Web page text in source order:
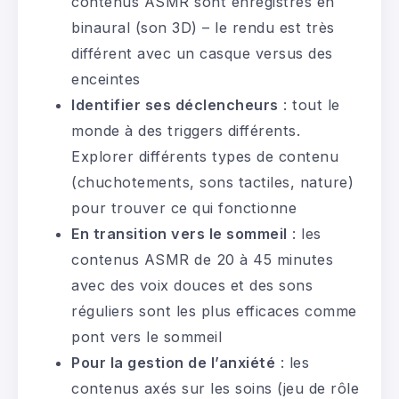
binaural (son 3D) – le rendu est très
différent avec un casque versus des
enceintes
Identifier ses déclencheurs : tout le
monde à des triggers différents.
Explorer différents types de contenu
(chuchotements, sons tactiles, nature)
pour trouver ce qui fonctionne
En transition vers le sommeil : les
contenus ASMR de 20 à 45 minutes
avec des voix douces et des sons
réguliers sont les plus efficaces comme
pont vers le sommeil
Pour la gestion de l’anxiété : les
contenus axés sur les soins (jeu de rôle